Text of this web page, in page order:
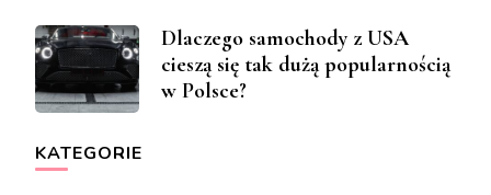
Dlaczego samochody z USA
cieszą się tak dużą popularnością
w Polsce?
KATEGORIE